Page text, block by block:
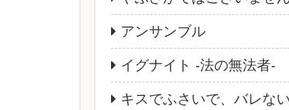
アンサンブル
イグナイト -法の無法者-
キスでふさいで、バレない